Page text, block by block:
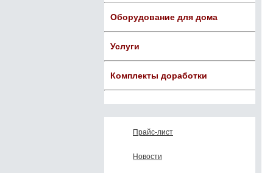
Оборудование для дома
Услуги
Комплекты доработки
Прайс-лист
Новости